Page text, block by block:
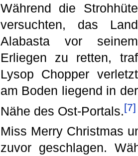
Während die Strohhüte
versuchten, das Land
Alabasta vor seinem
Erliegen zu retten, traf
Lysop Chopper verletzt
am Boden liegend in der
Nähe des Ost-Portals.[7]
Miss Merry Christmas
zuvor geschlagen.